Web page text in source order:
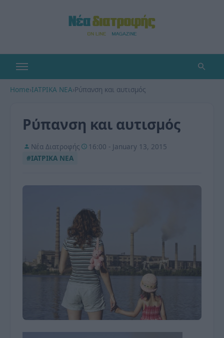
Home›ΙΑΤΡΙΚΑ ΝΕΑ›Ρύπανση και αυτισμός
Ρύπανση και αυτισμός
Νέα Διατροφής
16:00 - January 13, 2015
#ΙΑΤΡΙΚΑ ΝΕΑ